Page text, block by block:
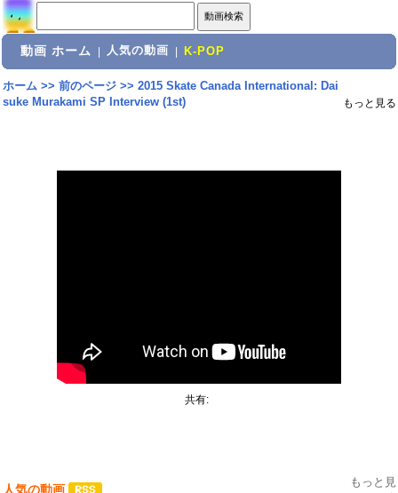
動画 ホーム 人気の動画 K-POP
ホーム>> 前のページ>> 2015 Skate Canada International: Dai
suke Murakami SP Interview (1st)
もっと見る
共有:
人気の動画
もっと見